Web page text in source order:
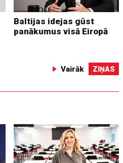
Baltijas idejas gūst
panākumus visā Eiropā
Vairāk ZIŅAS